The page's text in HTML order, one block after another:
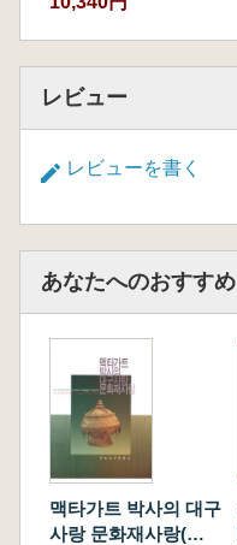
レビュー
レビューを書く
あなたへのおすすめ
맥타가트 박사의 대구
사랑 문화재사랑(マ